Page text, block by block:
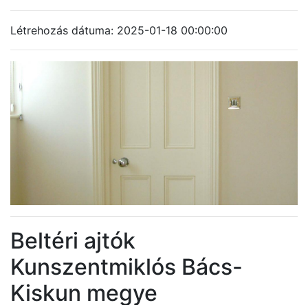
Létrehozás dátuma: 2025-01-18 00:00:00
Beltéri ajtók
Kunszentmiklós Bács-
Kiskun megye